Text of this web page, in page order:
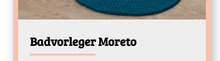
Badvorleger Moreto